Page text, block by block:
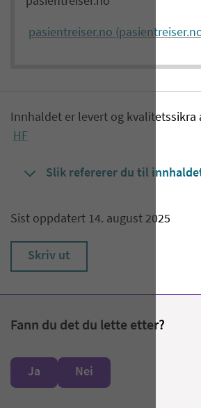
pasientreiser.no
Innhaldet er levert og kvalitetssikra
HF
Slik refererer du til
Sist oppdatert 14. august 2025
Skriv ut
Fann du det du lette etter?
Ja Nei